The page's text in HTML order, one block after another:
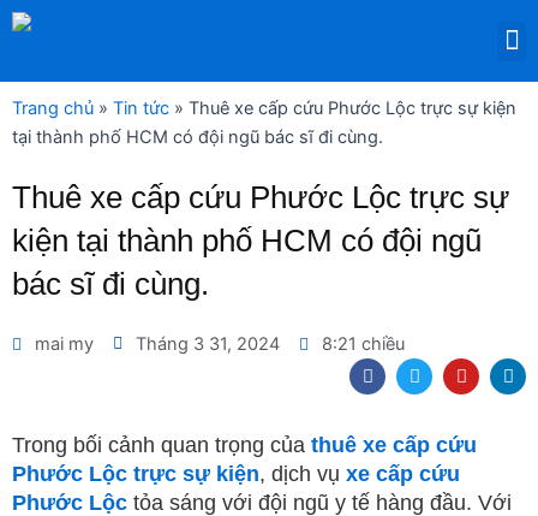
Nhảy
dung
Trang chủ » Tin tức » Thuê xe cấp cứu Phước Lộc trực sự kiện
tại thành phố HCM có đội ngũ bác sĩ đi cùng.
Thuê xe cấp cứu Phước Lộc trực sự
kiện tại thành phố HCM có đội ngũ
bác sĩ đi cùng.
mai my Tháng 3 31, 2024 8:21 chiều
F
a
c
b
o
o
k
T
w
i
t
e
r
Y
o
u
u
b
L
i
n
n
Trong bối cảnh quan trọng của thuê xe cấp cứu
Phước Lộc trực sự kiện, dịch vụ xe cấp cứu
Phước Lộc tỏa sáng với đội ngũ y tế hàng đầu. Với